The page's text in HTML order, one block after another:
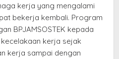
kerja yang mengalami
bekerja kembali. Program
BPJAMSOSTEK kepada
kerja sejak
kerja sampai dengan